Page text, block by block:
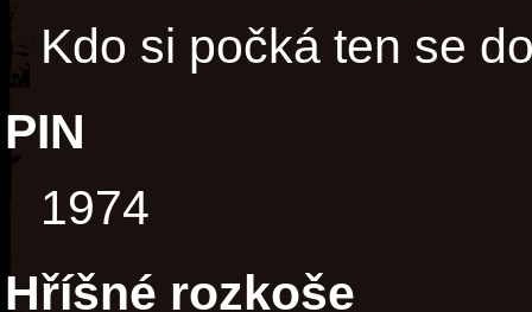
Kdo si počká ten se
PIN
1974
Hříšné rozkoše